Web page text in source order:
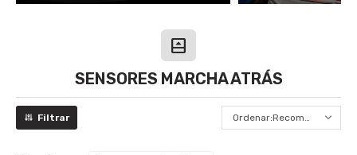
SENSORES MARCHA ATRÁS
Recomendados